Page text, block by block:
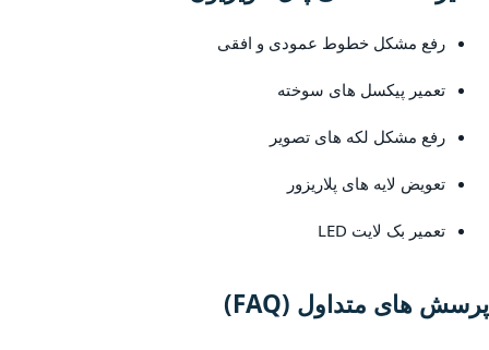
رفع مشکل خطوط عمودی و افقی
تعمیر پیکسل های سوخته
رفع مشکل لکه های تصویر
تعویض لایه های پلاریزور
تعمیر بک لایت LED
پرسش های متداول (FAQ)